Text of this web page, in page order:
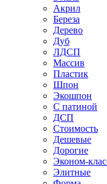
Акрил
Береза
Дерево
Дуб
ЛДСП
Массив
Пластик
Шпон
Экошпон
С патиной
ДСП
Стоимость
Дешевые
Дорогие
Эконом-
Элитные